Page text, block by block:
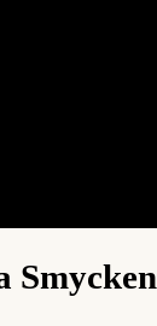
Smycken